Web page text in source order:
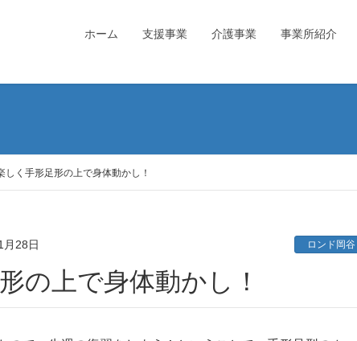
ホーム 支援事業 介護事業 事業所紹介
しく手形足形の上で身体動かし！
月28日 ロンド岡谷
形の上で身体動かし！